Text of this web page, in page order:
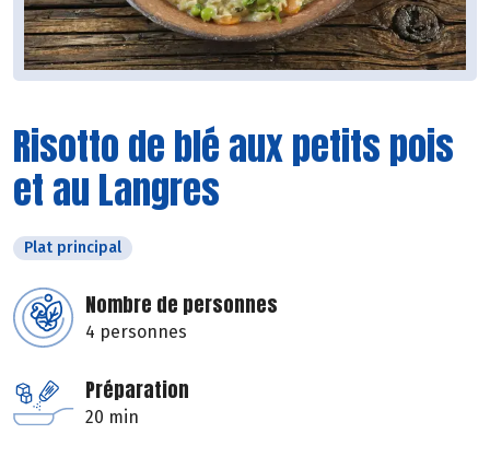
Risotto de blé aux petits pois
et au Langres
Plat principal
Nombre de personnes
4 personnes
Préparation
20 min